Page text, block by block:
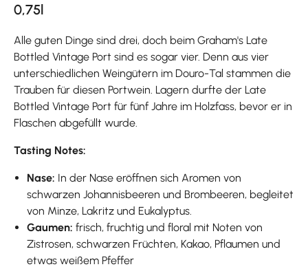
0,75l
Alle guten Dinge sind drei, doch beim Graham's Late
Bottled Vintage Port sind es sogar vier. Denn aus vier
unterschiedlichen Weingütern im Douro-Tal stammen die
Trauben für diesen Portwein. Lagern durfte der Late
Bottled Vintage Port für fünf Jahre im Holzfass, bevor er in
Flaschen abgefüllt wurde.
Tasting Notes:
Nase: In der Nase eröffnen sich Aromen von
schwarzen Johannisbeeren und Brombeeren, begleitet
von Minze, Lakritz und Eukalyptus.
Gaumen: frisch, fruchtig und floral mit Noten von
Zistrosen, schwarzen Früchten, Kakao, Pflaumen und
etwas weißem Pfeffer